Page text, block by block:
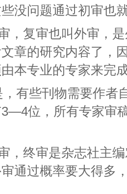
没问题通过初审也
，复审也叫外审，
章的研究内容了，
本专业的专家来完
有些刊物需要作者
位，所有专家审
，终审是杂志社主
通过概率要大得多